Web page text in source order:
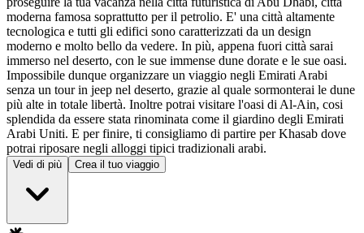
moderna famosa soprattutto per il petrolio. E' una città altamente
tecnologica e tutti gli edifici sono caratterizzati da un design
moderno e molto bello da vedere. In più, appena fuori città sarai
immerso nel deserto, con le sue immense dune dorate e le sue oasi.
Impossibile dunque organizzare un viaggio negli Emirati Arabi
senza un tour in jeep nel deserto, grazie al quale sormonterai le dune
più alte in totale libertà. Inoltre potrai visitare l'oasi di Al-Ain, cosi
splendida da essere stata rinominata come il giardino degli Emirati
Arabi Uniti. E per finire, ti consigliamo di partire per Khasab dove
potrai riposare negli alloggi tipici tradizionali arabi.
Vedi di più Crea il tuo viaggio